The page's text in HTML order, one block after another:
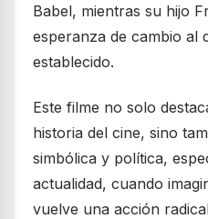
Babel, mientras su hijo
esperanza de cambio al
establecido.
Este filme no solo
historia del cine, sino
simbólica y política,
actualidad, cuando
vuelve una acción